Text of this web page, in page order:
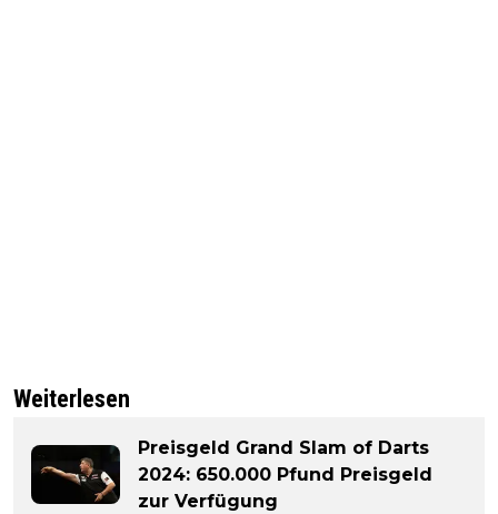
Weiterlesen
Preisgeld Grand Slam of Darts
2024: 650.000 Pfund Preisgeld
zur Verfügung